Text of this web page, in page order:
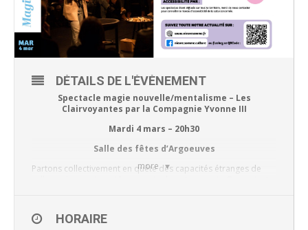
more
DÉTAILS DE L'ÉVÈNEMENT
Spectacle magie nouvelle/mentalisme – Les
Clairvoyantes par la Compagnie Yvonne III
Mardi 4 mars – 20h30
Salle des fêtes d’Argoeuves
Partons collectivement en quête des capacités étranges de
Entre écriture contemporaine et mentalisme, les Clairvoyantes
est un spectacle magique immersif et participatif.
HORAIRE